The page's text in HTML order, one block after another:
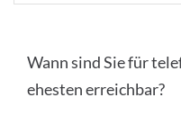
Wann sind Sie für
ehesten erreichbar?